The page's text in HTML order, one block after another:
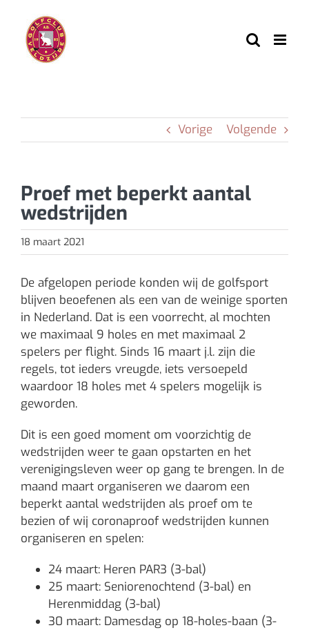
inhoud
Vorige Volgende
Proef met beperkt aantal
wedstrijden
18 maart 2021
De afgelopen periode konden wij de golfsport
blijven beoefenen als een van de weinige sporten
in Nederland. Dat is een voorrecht, al mochten
we maximaal 9 holes en met maximaal 2
spelers per flight. Sinds 16 maart j.l. zijn die
regels, tot ieders vreugde, iets versoepeld
waardoor 18 holes met 4 spelers mogelijk is
geworden.
Dit is een goed moment om voorzichtig de
wedstrijden weer te gaan opstarten en het
verenigingsleven weer op gang te brengen. In de
maand maart organiseren we daarom een
beperkt aantal wedstrijden als proef om te
bezien of wij coronaproof wedstrijden kunnen
organiseren en spelen:
24 maart: Heren PAR3 (3-bal)
25 maart: Seniorenochtend (3-bal) en
Herenmiddag (3-bal)
30 maart: Damesdag op 18-holes-baan (3-